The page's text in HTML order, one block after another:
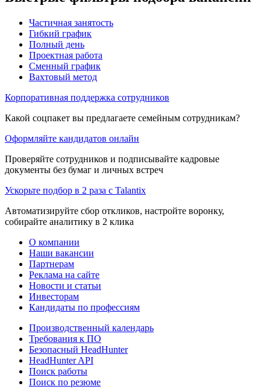
Частичная занятость
Гибкий график
Полный день
Проектная работа
Сменный график
Вахтовый метод
Корпоративная поддержка сотрудников
Какой соцпакет вы предлагаете семейным сотрудникам?
Оформляйте кандидатов онлайн
Проверяйте сотрудников и подписывайте кадровые
документы без бумаг и личных встреч
Ускорьте подбор в 2 раза с Talantix
Автоматизируйте сбор откликов, настройте воронку,
собирайте аналитику в 2 клика
О компании
Наши вакансии
Партнерам
Реклама на сайте
Новости и статьи
Инвесторам
Кандидаты по профессиям
Производственный календарь
Требования к ПО
Безопасный HeadHunter
HeadHunter API
Поиск работы
Поиск по резюме